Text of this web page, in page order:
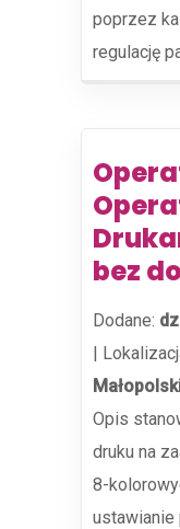
poprzez
regulację
bez
Dodane:
|
Opis
druku na
8-
ustawianie